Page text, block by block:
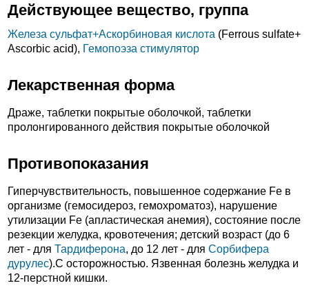
Действующее вещество, группа
Железа сульфат+Аскорбиновая кислота (Ferrous sulfate+
Ascorbic acid), Гемопоэза стимулятор
Лекарственная форма
Драже, таблетки покрытые оболочкой, таблетки
пролонгированного действия покрытые оболочкой
Противопоказания
Гиперчувствительность, повышенное содержание Fe в
организме (гемосидероз, гемохроматоз), нарушение
утилизации Fe (апластическая анемия), состояние после
резекции желудка, кровотечения; детский возраст (до 6
лет - для Тардиферона, до 12 лет - для Сорбифера
дурулес).C осторожностью. Язвенная болезнь желудка и
12-перстной кишки.